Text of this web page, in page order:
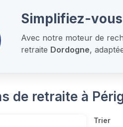
Simplifiez-
Avec notre moteur de
retraite Dordogne,
de retraite à
Trier